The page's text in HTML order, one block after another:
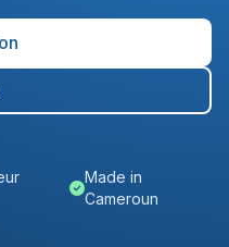
Made in
Cameroun